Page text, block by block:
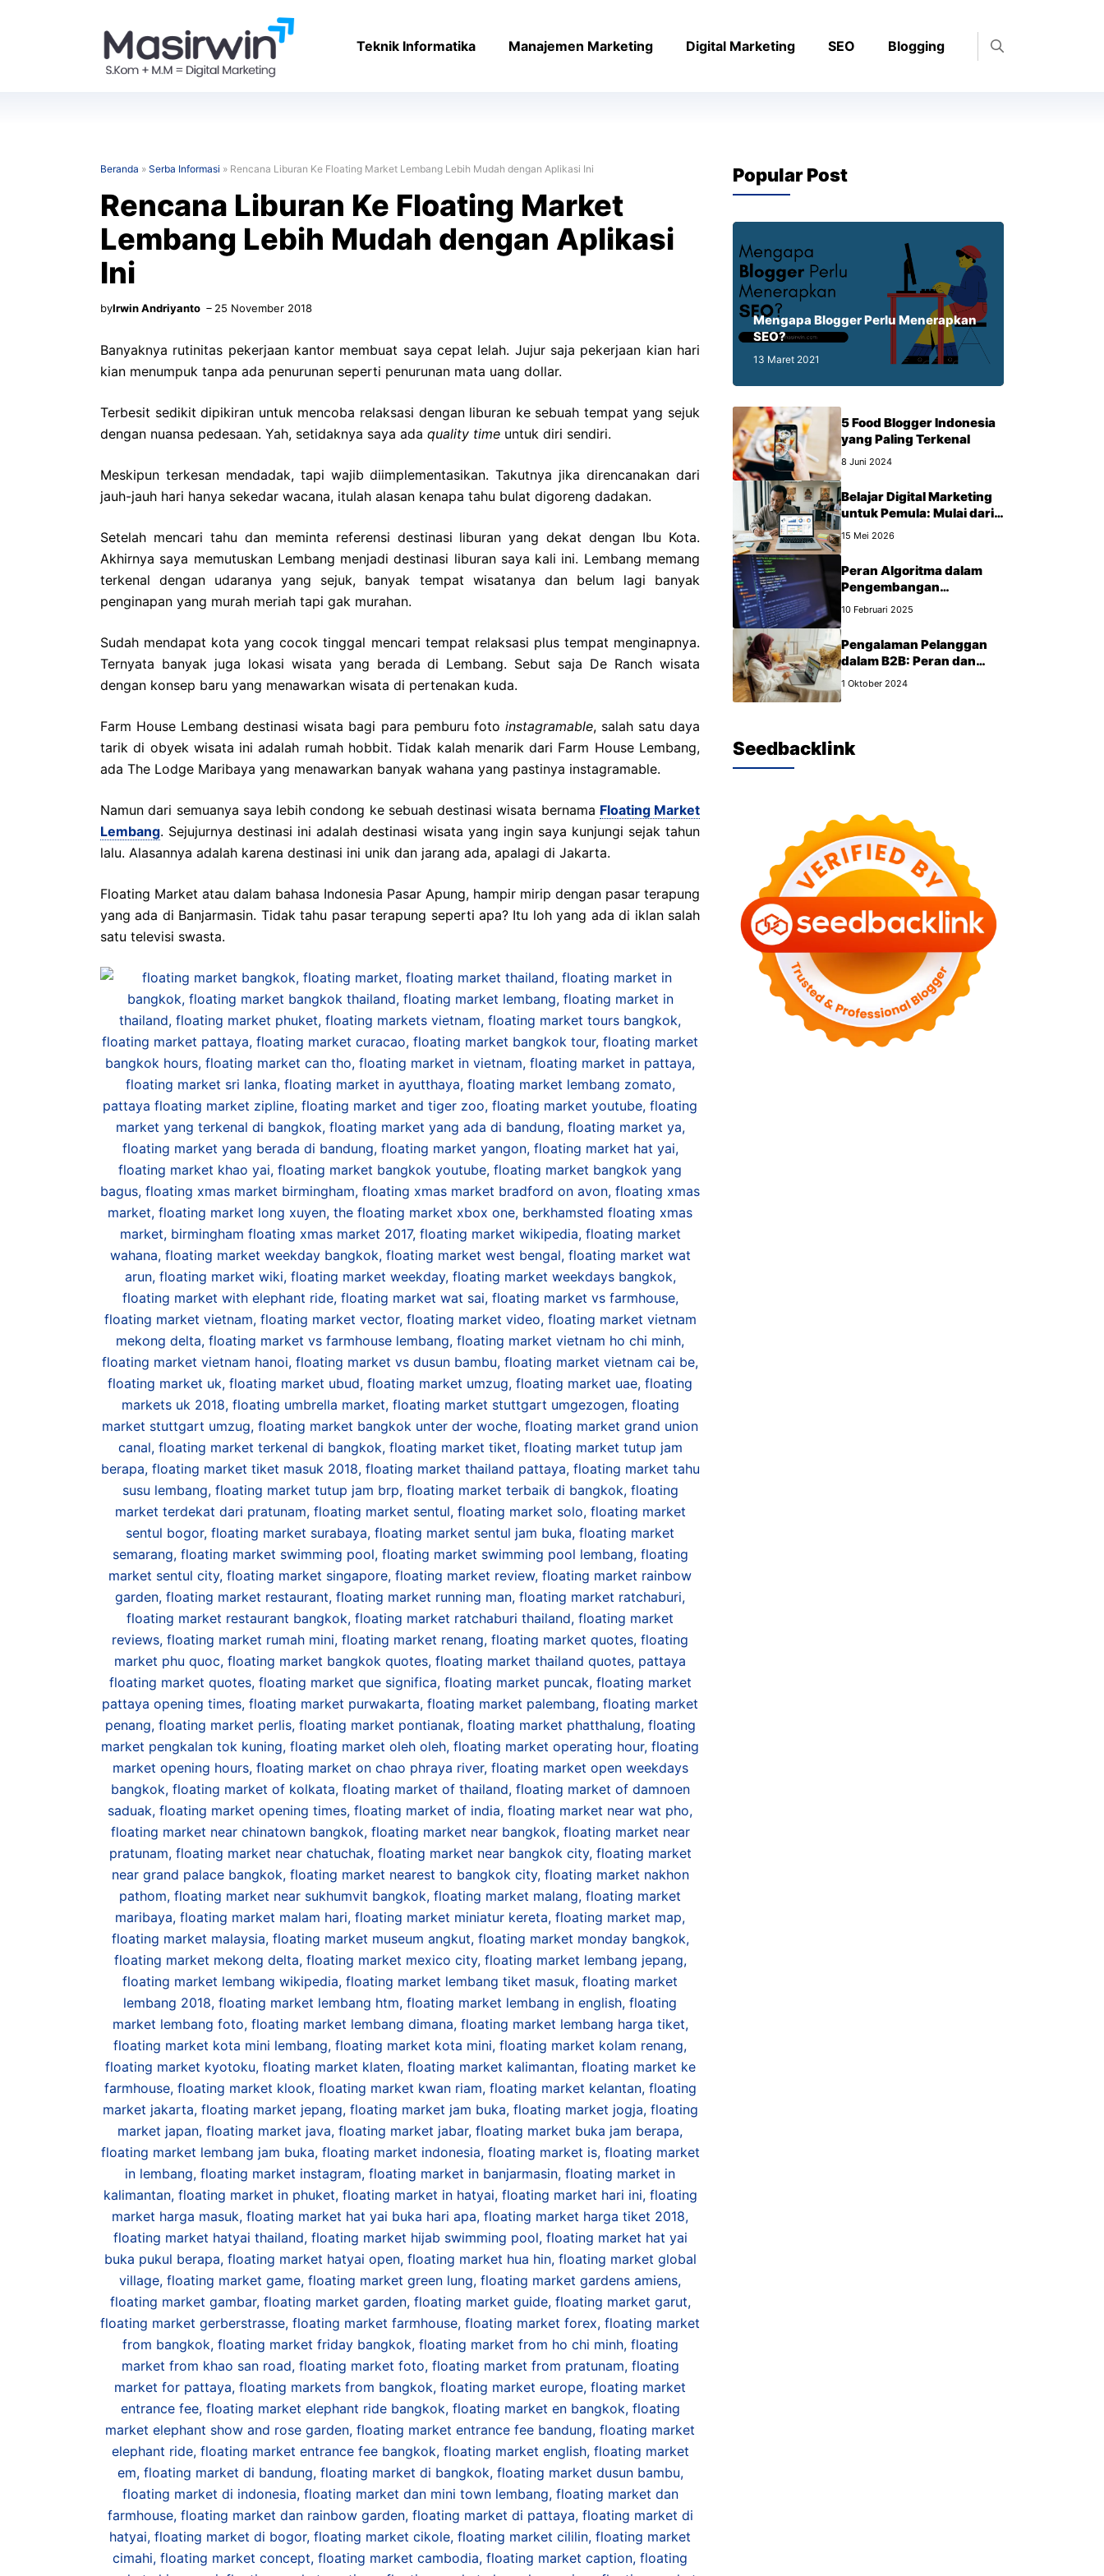
Teknik Informatika Manajemen Marketing Digital Marketing SEO Blogging
Beranda » Serba Informasi » Rencana Liburan Ke Floating Market Lembang Lebih Mudah dengan Aplikasi Ini
Rencana Liburan Ke Floating Market
Lembang Lebih Mudah dengan Aplikasi
Ini
byIrwin Andriyanto 25 November 2018
Banyaknya rutinitas pekerjaan kantor membuat saya cepat lelah. Jujur saja pekerjaan kian hari
kian menumpuk tanpa ada penurunan seperti penurunan mata uang dollar.
Terbesit sedikit dipikiran untuk mencoba relaksasi dengan liburan ke sebuah tempat yang sejuk
dengan nuansa pedesaan. Yah, setidaknya saya ada quality time untuk diri sendiri.
Meskipun terkesan mendadak, tapi wajib diimplementasikan. Takutnya jika direncanakan dari
jauh-jauh hari hanya sekedar wacana, itulah alasan kenapa tahu bulat digoreng dadakan.
Setelah mencari tahu dan meminta referensi destinasi liburan yang dekat dengan Ibu Kota.
Akhirnya saya memutuskan Lembang menjadi destinasi liburan saya kali ini. Lembang memang
terkenal dengan udaranya yang sejuk, banyak tempat wisatanya dan belum lagi banyak
penginapan yang murah meriah tapi gak murahan.
Sudah mendapat kota yang cocok tinggal mencari tempat relaksasi plus tempat menginapnya.
Ternyata banyak juga lokasi wisata yang berada di Lembang. Sebut saja De Ranch wisata
dengan konsep baru yang menawarkan wisata di pertenakan kuda.
Farm House Lembang destinasi wisata bagi para pemburu foto instagramable, salah satu daya
tarik di obyek wisata ini adalah rumah hobbit. Tidak kalah menarik dari Farm House Lembang,
ada The Lodge Maribaya yang menawarkan banyak wahana yang pastinya instagramable.
Namun dari semuanya saya lebih condong ke sebuah destinasi wisata bernama Floating Market
Lembang. Sejujurnya destinasi ini adalah destinasi wisata yang ingin saya kunjungi sejak tahun
lalu. Alasannya adalah karena destinasi ini unik dan jarang ada, apalagi di Jakarta.
Floating Market atau dalam bahasa Indonesia Pasar Apung, hampir mirip dengan pasar terapung
yang ada di Banjarmasin. Tidak tahu pasar terapung seperti apa? Itu loh yang ada di iklan salah
satu televisi swasta.
Popular Post
Mengapa Blogger Perlu Menerapkan
SEO?
13 Maret 2021
5 Food Blogger Indonesia
yang Paling Terkenal
8 Juni 2024
Belajar Digital Marketing
untuk Pemula: Mulai dari
Mana?
15 Mei 2026
Peran Algoritma dalam
Pengembangan
Perangkat Lunak
10 Februari 2025
Pengalaman Pelanggan
dalam B2B: Peran dan
Manfaat yang Wajib Kamu
1 Oktober 2024
Seedbacklink